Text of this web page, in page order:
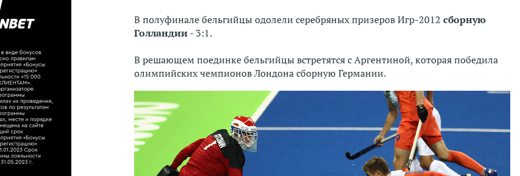
В полуфинале бельгийцы одолели серебряных призеров Игр-2012 сборную
Голландии- 3:1.
В решающем поединке бельгийцы встретятся с Аргентиной, которая победила
олимпийских чемпионов Лондона сборную Германии.